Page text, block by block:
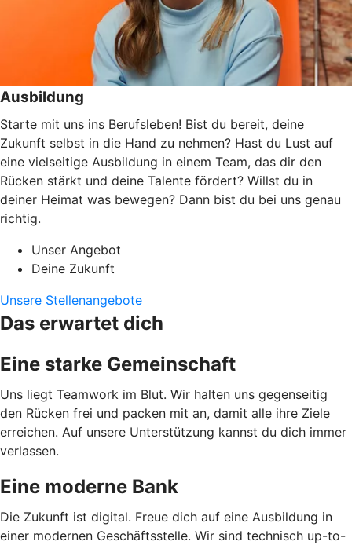
Ausbildung
Starte mit uns ins Berufsleben! Bist du bereit, deine
Zukunft selbst in die Hand zu nehmen? Hast du Lust auf
eine vielseitige Ausbildung in einem Team, das dir den
Rücken stärkt und deine Talente fördert? Willst du in
deiner Heimat was bewegen? Dann bist du bei uns genau
richtig.
Unser Angebot
Deine Zukunft
Unsere Stellenangebote
Das erwartet dich
Eine starke Gemeinschaft
Uns liegt Teamwork im Blut. Wir halten uns gegenseitig
den Rücken frei und packen mit an, damit alle ihre Ziele
erreichen. Auf unsere Unterstützung kannst du dich immer
verlassen.
Eine moderne Bank
Die Zukunft ist digital. Freue dich auf eine Ausbildung in
einer modernen Geschäftsstelle. Wir sind technisch up-to-